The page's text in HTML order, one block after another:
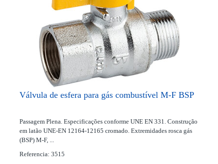
Válvula de esfera para gás combustível M-F BSP
Passagem Plena. Especificações conforme UNE EN 331. Construção
em latão UNE-EN 12164-12165 cromado. Extremidades rosca gás
(BSP) M-F, ...
Referencia: 3515